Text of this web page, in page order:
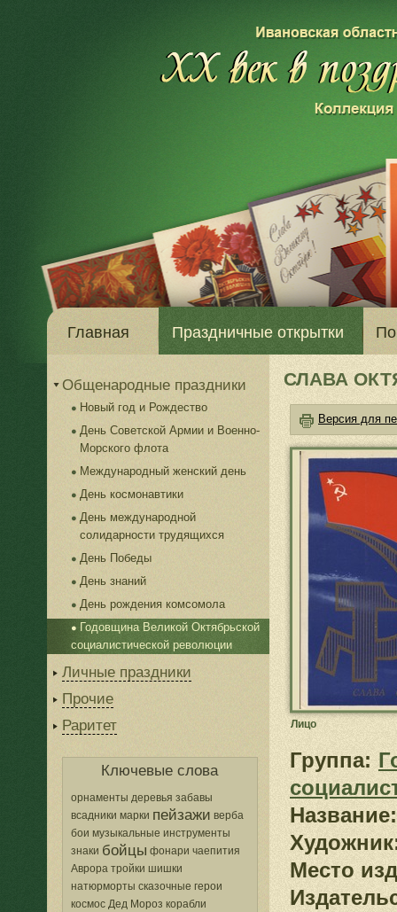
Главная Праздничные открытки
Общенародные праздники
Новый год и Рождество
День Советской Армии и Военно-
Морского флота
Международный женский день
День космонавтики
День международной
солидарности трудящихся
День Победы
День знаний
День рождения комсомола
Годовщина Великой Октябрьской
социалистической революции
Личные праздники
Прочие
Раритет
Ключевые слова
орнаменты деревья забавы
всадники марки пейзажи верба
бои музыкальные инструменты
знаки бойцы фонари чаепития
Аврора тройки шишки
натюрморты сказочные герои
космос Дед Мороз корабли
СЛАВА
Версия для
Лицо
Группа:
Название:
Место